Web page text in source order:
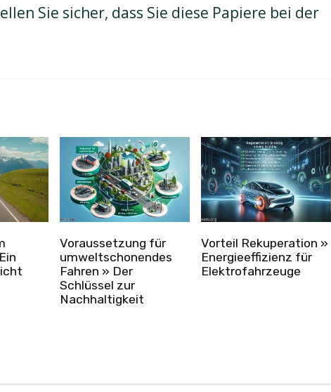
Sie sicher, dass Sie diese Papiere bei der
Voraussetzung für
umweltschonendes
Fahren » Der
Schlüssel zur
Nachhaltigkeit
Vorteil Rekuperation »
Energieeffizienz für
Elektrofahrzeuge